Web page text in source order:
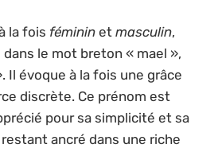
la fois féminin et masculin,
le mot breton « mael »,
Il évoque à la fois une grâce
discrète. Ce prénom est
pour sa simplicité et sa
ancré dans une riche